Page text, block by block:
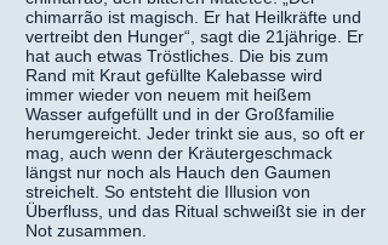
chimarrão ist magisch. Er hat Heilkräfte und
vertreibt den Hunger“, sagt die 21jährige. Er
hat auch etwas Tröstliches. Die bis zum
Rand mit Kraut gefüllte Kalebasse wird
immer wieder von neuem mit heißem
Wasser aufgefüllt und in der Großfamilie
herumgereicht. Jeder trinkt sie aus, so oft er
mag, auch wenn der Kräutergeschmack
längst nur noch als Hauch den Gaumen
streichelt. So entsteht die Illusion von
Überfluss, und das Ritual schweißt sie in der
Not zusammen.